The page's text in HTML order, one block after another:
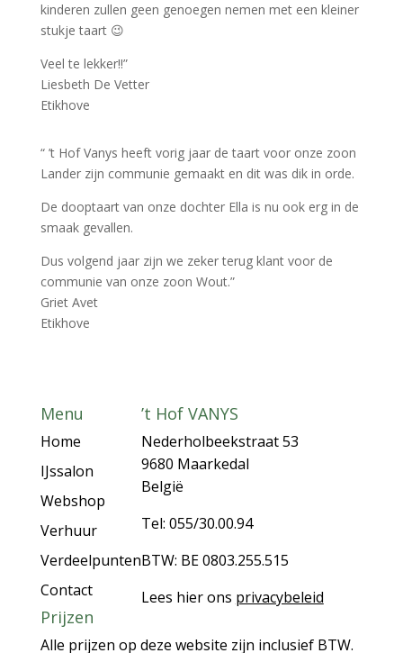
kinderen zullen geen genoegen nemen met een kleiner
stukje taart 😉
Veel te lekker!!”
Liesbeth De Vetter
Etikhove
“ ’t Hof Vanys heeft vorig jaar de taart voor onze zoon
Lander zijn communie gemaakt en dit was dik in orde.
De dooptaart van onze dochter Ella is nu ook erg in de
smaak gevallen.
Dus volgend jaar zijn we zeker terug klant voor de
communie van onze zoon Wout.”
Griet Avet
Etikhove
Menu
Home
IJssalon
Webshop
Verhuur
Verdeelpunten
Contact
’t Hof VANYS
Nederholbeekstraat 53
9680 Maarkedal
België
Tel: 055/30.00.94
BTW: BE 0803.255.515
Lees hier ons privacybeleid
Prijzen
Alle prijzen op deze website zijn inclusief BTW.